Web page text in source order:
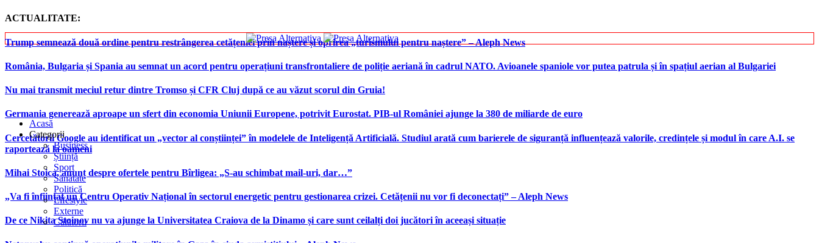
ACTUALITATE:
Trump semnează două ordine pentru restrângerea cetățeniei prin naștere și oprirea „turismului pentru naștere” – Aleph News
România, Bulgaria și Spania au semnat un acord pentru operațiuni transfrontaliere de poliție aeriană în cadrul NATO. Avioanele spaniole vor putea patrula și în spațiul aerian al Bulgariei
Nu mai transmit meciul retur dintre Tromso și CFR Cluj după ce au văzut scorul din Gruia!
Germania generează aproape un sfert din economia Uniunii Europene, potrivit Eurostat. PIB-ul României ajunge la 380 de miliarde de euro
Cercetătorii Google au identificat un „vector al conștiinței” în modelele de Inteligență Artificială. Studiul arată cum barierele de siguranță influențează valorile, credințele și modul în care A.I. se
raportează la oameni
Mihai Stoica, anunț despre ofertele pentru Bîrligea: „S-au schimbat mail-uri, dar…”
„Va fi înființat un Centru Operativ Național în sectorul energetic pentru gestionarea crizei. Cetățenii nu vor fi deconectați” – Aleph News
De ce Nikita Stoinov nu va ajunge la Universitatea Craiova de la Dinamo și care sunt ceilalți doi jucători în aceeași situație
Acasă
Categorii
Business
Știință
Sport
Sănătate
Politică
Lifestyle
Externe
Călătorii